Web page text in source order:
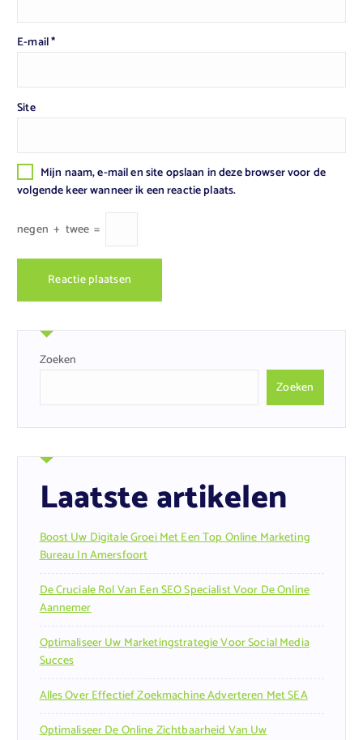
E-mail*
Site
Mijn naam, e-mail en site opslaan in deze browser voor de
volgende keer wanneer ik een reactie plaats.
negen + twee =
Zoeken
Zoeken
Laatste artikelen
Boost Uw Digitale Groei Met Een Top Online Marketing
Bureau In Amersfoort
De Cruciale Rol Van Een SEO Specialist Voor De Online
Aannemer
Optimaliseer Uw Marketingstrategie Voor Social Media
Succes
Alles Over Effectief Zoekmachine Adverteren Met SEA
Optimaliseer De Online Zichtbaarheid Van Uw